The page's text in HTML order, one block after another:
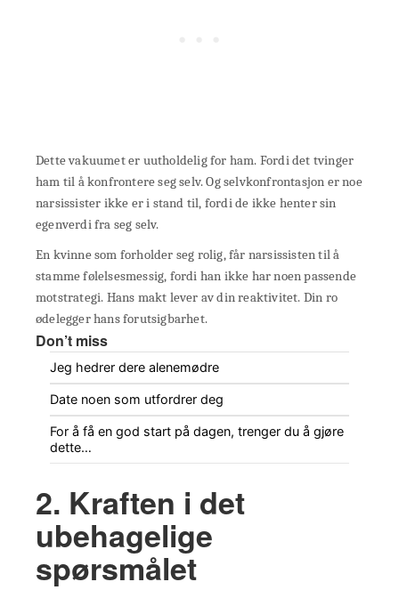
Dette vakuumet er uutholdelig for ham. Fordi det tvinger
ham til å konfrontere seg selv. Og selvkonfrontasjon er noe
narsissister ikke er i stand til, fordi de ikke henter sin
egenverdi fra seg selv.
En kvinne som forholder seg rolig, får narsissisten til å
stamme følelsesmessig, fordi han ikke har noen passende
motstrategi. Hans makt lever av din reaktivitet. Din ro
ødelegger hans forutsigbarhet.
Don’t miss
Jeg hedrer dere alenemødre
Date noen som utfordrer deg
For å få en god start på dagen, trenger du å gjøre
dette…
2. Kraften i det
ubehagelige
spørsmålet